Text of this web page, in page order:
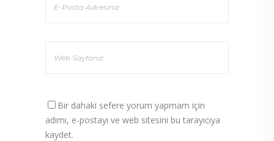
Bir dahaki sefere yorum yapmam için
adımı, e-postayı ve web sitesini bu tarayıcıya
kaydet.